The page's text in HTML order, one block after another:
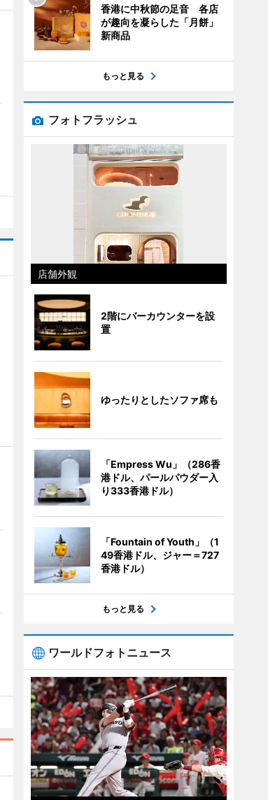
香港に中秋節の足音 各店
が趣向を凝らした「月餅」
新商品
もっと見る
フォトフラッシュ
店舗外観
2階にバーカウンターを設
置
ゆったりとしたソファ席も
「Empress Wu」（286香
港ドル、パールパウダー入
り333香港ドル）
「Fountain of Youth」（1
49香港ドル、ジャー＝727
香港ドル）
もっと見る
ワールドフォトニュース